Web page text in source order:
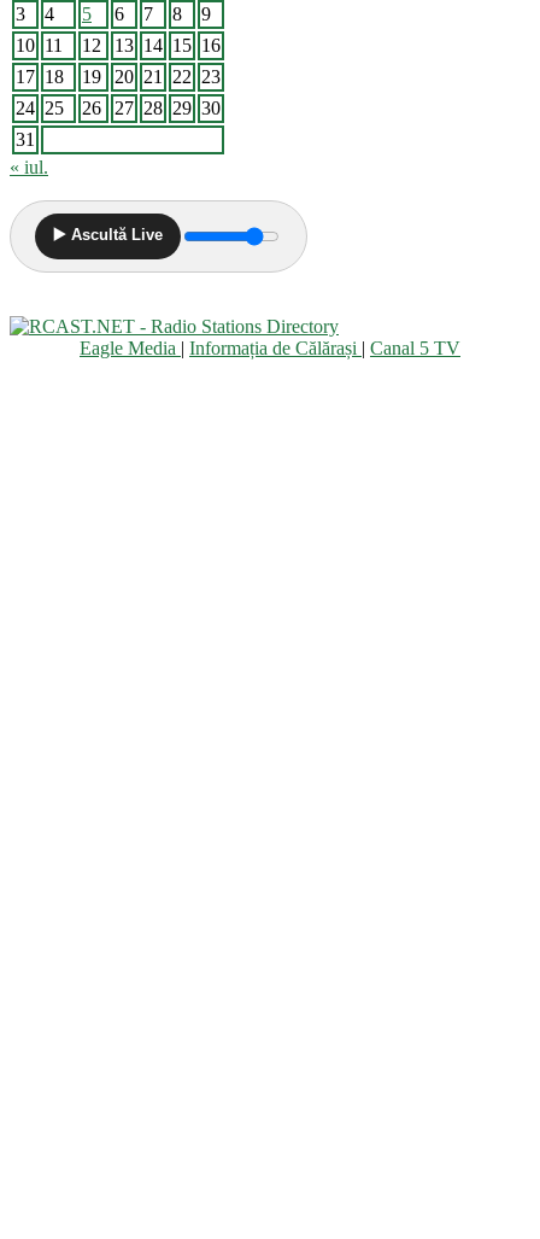
3 4 5 6 7 8
9
10 11 12 13 14 15 16
17 18 19 20 21 22 23
24 25 26 27 28 29 30
31
« iul.
▶️ Ascultă Live
Eagle Media | Informația de Călărași | Canal 5 TV